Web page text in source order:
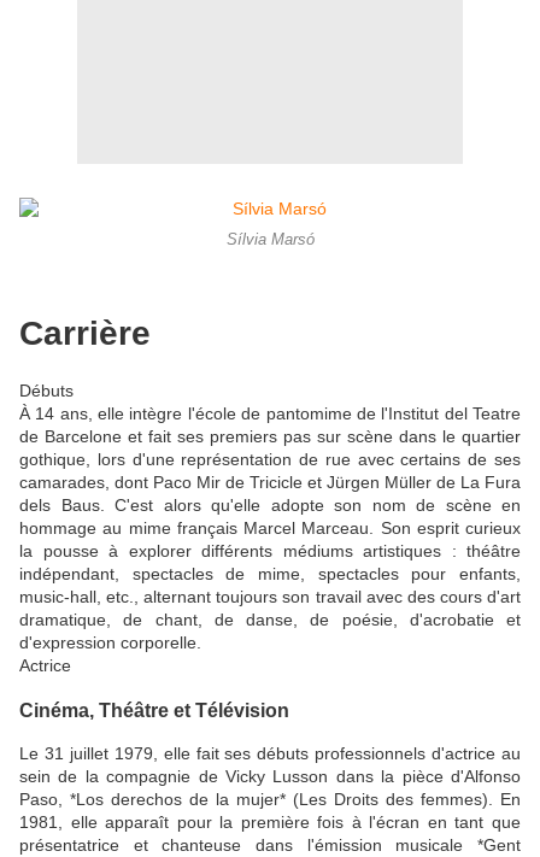
Sílvia Marsó
Carrière
Débuts
À 14 ans, elle intègre l'école de pantomime de l'Institut del Teatre
de Barcelone et fait ses premiers pas sur scène dans le quartier
gothique, lors d'une représentation de rue avec certains de ses
camarades, dont Paco Mir de Tricicle et Jürgen Müller de La Fura
dels Baus. C'est alors qu'elle adopte son nom de scène en
hommage au mime français Marcel Marceau. Son esprit curieux
la pousse à explorer différents médiums artistiques : théâtre
indépendant, spectacles de mime, spectacles pour enfants,
music-hall, etc., alternant toujours son travail avec des cours d'art
dramatique, de chant, de danse, de poésie, d'acrobatie et
d'expression corporelle.
Actrice
Cinéma, Théâtre et Télévision
Le 31 juillet 1979, elle fait ses débuts professionnels d'actrice au
sein de la compagnie de Vicky Lusson dans la pièce d'Alfonso
Paso, *Los derechos de la mujer* (Les Droits des femmes). En
1981, elle apparaît pour la première fois à l'écran en tant que
présentatrice et chanteuse dans l'émission musicale *Gent